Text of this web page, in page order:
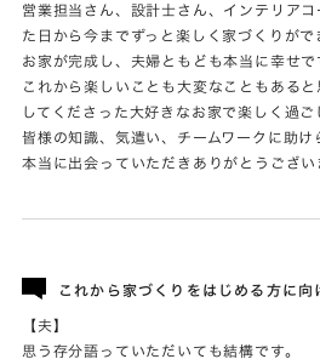
営業担当さん、設計士さん、インテリア
た日から今までずっと楽しく家づくりが
お家が完成し、夫婦ともども本当に幸せで
これから楽しいことも大変なこともある
してくださった大好きなお家で楽しく過ご
皆様の知識、気遣い、チームワークに助け
本当に出会っていただきありがとうござい
これから家づくりをはじめる方に向
【夫】
思う存分語っていただいても結構です。